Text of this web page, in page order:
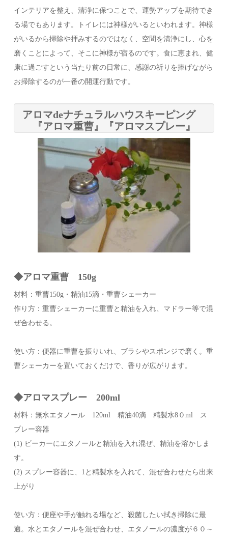
インテリアを整え、清浄に保つことで、運勢アップを期待でき
る場でもあります。トイレには神様がいるといわれます。神様
がいるから掃除や拝みするのではなく、空間を清浄にし、心を
磨くことによって、そこに神様が宿るのです。食に恵まれ、健
康に過ごすという当たり前の日常に、感謝の祈りを捧げながら
お掃除するのが一番の開運行動です。
アロマdeナチュラルハウスキーピング
『アロマ重曹』『アロマスプレー』
◆アロマ重曹 150g
材料：重曹150g・精油15滴・重曹シェーカー
作り方：重曹シェーカーに重曹と精油を入れ、マドラー等で混
ぜ合わせる。
使い方：便器に重曹を振りいれ、ブラシやスポンジで磨く。重
曹シェーカーを置いておくだけで、香りが広がります。
◆アロマスプレー 200ml
材料：無水エタノール 120ml 精油40滴 精製水8０ml ス
プレー容器
(1) ビーカーにエタノールと精油を入れ混ぜ、精油を溶かしま
す。
(2) スプレー容器に、1と精製水を入れて、混ぜ合わせたら出来
上がり
使い方：便座や手が触れる場など、殺菌したい拭き掃除に最
適。水とエタノールを混ぜ合わせ、エタノールの濃度が６０～